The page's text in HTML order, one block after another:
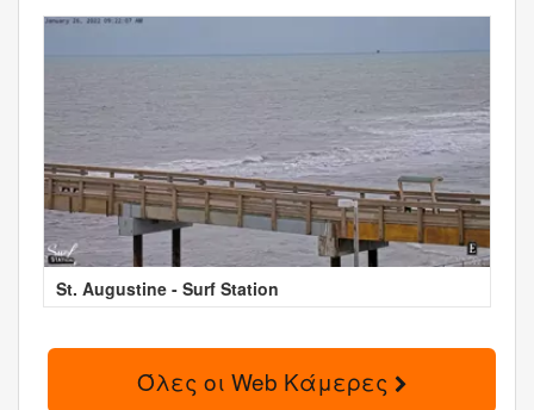
St. Augustine - Surf Station
Όλες οι Web Κάμερες